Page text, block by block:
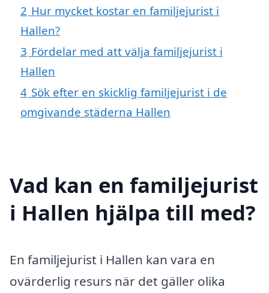
2 Hur mycket kostar en familjejurist i
Hallen?
3 Fördelar med att välja familjejurist i
Hallen
4 Sök efter en skicklig familjejurist i de
omgivande städerna Hallen
Vad kan en familjejurist
i Hallen hjälpa till med?
En familjejurist i Hallen kan vara en
ovärderlig resurs när det gäller olika